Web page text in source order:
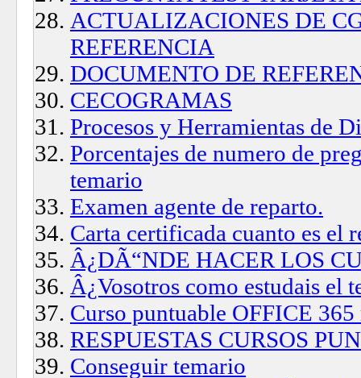
ACTUALIZACIONES DE
REFERENCIA
DOCUMENTO DE
CECOGRAMAS
Procesos y Herramientas de
Porcentajes de numero de
temario
Examen agente de reparto.
Carta certificada cuanto es el
Â¿DÃ“NDE HACER LOS
Â¿Vosotros como estudais el
Curso puntuable OFFICE 365
RESPUESTAS CURSOS
Conseguir temario